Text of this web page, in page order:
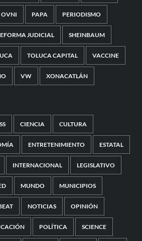
OVNI PAPA PERIODISMO
JUDICIAL SHEINBAUM
TOLUCA CAPITAL VACCINE
VW XONACATLÁN
CIENCIA CULTURA
ENTRETENIMIENTO ESTATAL
INTERNACIONAL LEGISLATIVO
MUNDO MUNICIPIOS
NOTICIAS OPINIÓN
POLÍTICA SCIENCE